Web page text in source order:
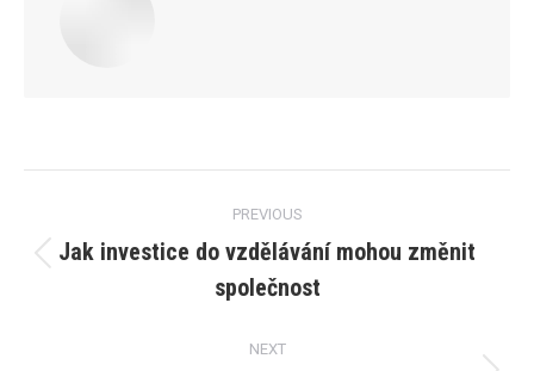
navigation
PREVIOUS
Previous
post:
Jak investice do vzdělávání mohou změnit
společnost
NEXT